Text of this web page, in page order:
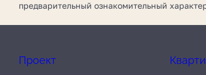
предварительный ознакомительный
Проект